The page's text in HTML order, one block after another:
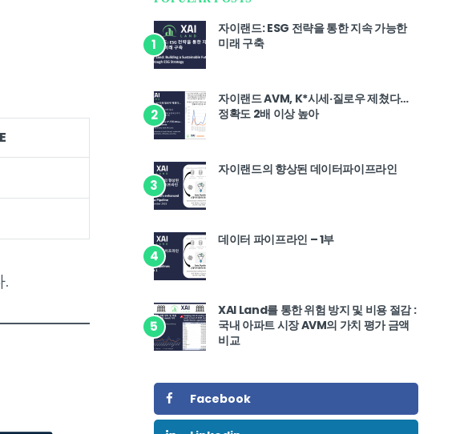
.
1
자이랜드: ESG 전략을 통한 지속 가능한
미래 구축
2
자이랜드 AVM, K*시세·질로우 제쳤다…
정확도 2배 이상 높아
3
자이랜드의 향상된 데이터파이프라인
4
데이터 파이프라인 – 1부
5
XAI Land를 통한 위험 방지 및 비용 절감 :
국내 아파트 시장 AVM의 가치 평가 금액
비교
Facebook